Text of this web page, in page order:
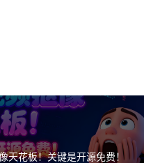
天花板！关键是开源免费！